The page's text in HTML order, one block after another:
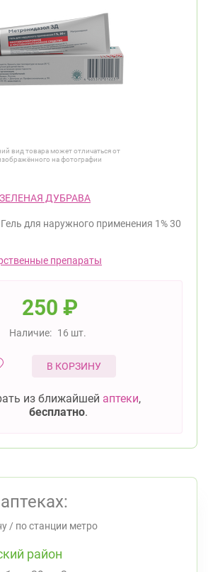
вид товара может отличаться от
на фотографии
ЗЕЛЕНАЯ ДУБРАВА
Гель для наружного применения 1% 30
препараты
250 ₽
Наличие: 16 шт.
В КОРЗИНУ
из ближайшей аптеки,
бесплатно.
/ по станции метро
район